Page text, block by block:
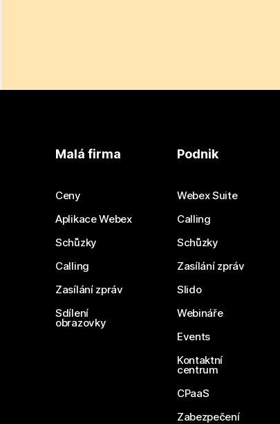
Malá firma
Ceny
Aplikace Webex
Schůzky
Calling
Zasílání zpráv
Sdílení
obrazovky
Podnik
Webex Suite
Calling
Schůzky
Zasílání zpráv
Slido
Webináře
Events
Kontaktní
centrum
CPaaS
Zabezpečení